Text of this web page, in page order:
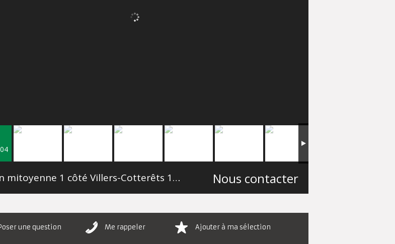
mitoyenne 1 côté Villers-Cotterêts 104.45 m² Nous contacter
une question Me rappeler Ajouter à ma sélection